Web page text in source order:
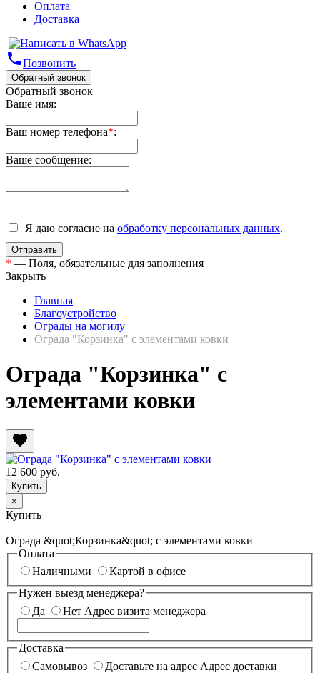
Оплата
Доставка
phoneПозвонить
Обратный звонок
Обратный звонок
Ваше имя:
Ваш номер телефона*:
Ваше сообщение:
Я даю согласие на обработку персональных данных.
* — Поля, обязательные для заполнения
Закрыть
Главная
Благоустройство
Ограды на могилу
Ограда "Корзинка" с элементами ковки
Ограда "Корзинка" с
элементами ковки
favorite
12 600 руб.
×
Купить
Ограда &quot;Корзинка&quot; с элементами ковки
Оплата
Наличными
Картой в офисе
Нужен выезд менеджера?
Да
Нет Адрес визита менеджера
Доставка
Самовывоз
Доставьте на адрес Адрес доставки